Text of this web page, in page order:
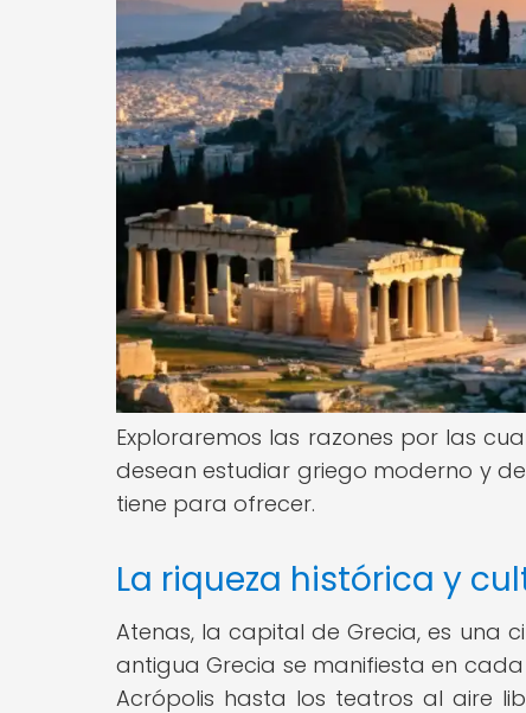
Exploraremos las razones por las
desean estudiar griego moderno y
tiene para ofrecer.
La riqueza histórica y
Atenas, la capital de Grecia, es una
antigua Grecia se manifiesta en
Acrópolis hasta los teatros al aire